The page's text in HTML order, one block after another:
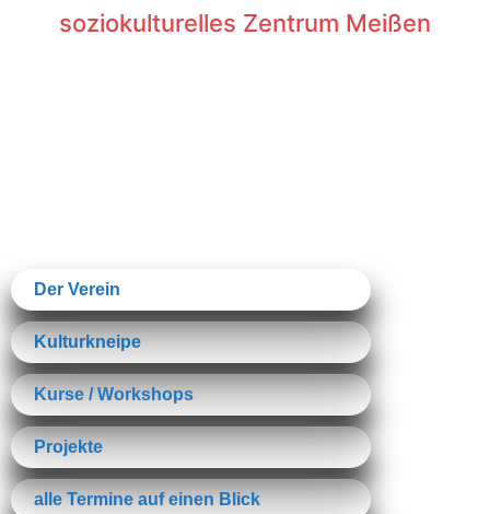
soziokulturelles Zentrum Meißen
Der Verein
Kulturkneipe
Kurse / Workshops
Projekte
alle Termine auf einen Blick